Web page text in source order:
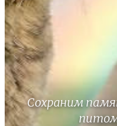
Сохраним